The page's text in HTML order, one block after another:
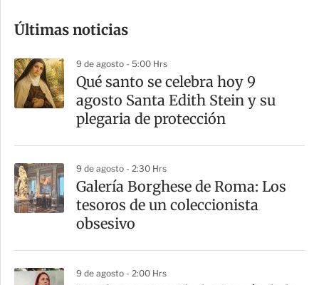
m
a
r
t
Últimas noticias
9 de agosto - 5:00 Hrs
Qué santo se celebra hoy 9
agosto Santa Edith Stein y su
plegaria de protección
9 de agosto - 2:30 Hrs
Galería Borghese de Roma: Los
tesoros de un coleccionista
obsesivo
9 de agosto - 2:00 Hrs